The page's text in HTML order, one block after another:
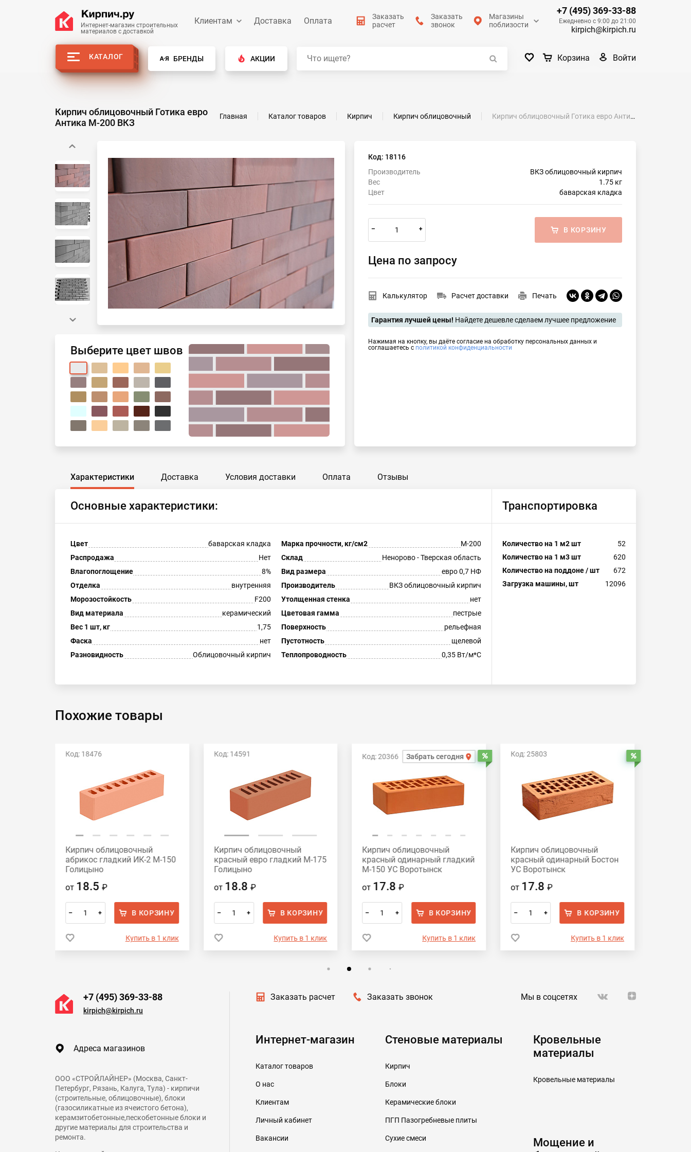
Интернет-магазин строительных
материалов с доставкой
Клиентам Доставка Оплата
Заказать
расчет
Заказать
звонок
Магазины
поблизости
+7 (495) 369-33-88
Ежедневно с 9:00 до 21:00
kirpich@kirpich.ru
КАТАЛОГ БРЕНДЫ АКЦИИ Корзина Войти
Кирпич облицовочный Готика евро
Антика М-200 ВКЗ
Главная Каталог товаров Кирпич Кирпич облицовочный Кирпич облицовочный Готика евро Антика М-200 ВКЗ
Выберите цвет швов
Код: 18116
Производитель
ВКЗ облицовочный кирпич
Вес
1.75 кг
Цвет
баварская кладка
– + В КОРЗИНУ
Цена по запросу
Калькулятор Расчет доставки Печать
Гарантия лучшей цены! Найдете дешевле сделаем лучшее предложение
Нажимая на кнопку, вы даёте согласие на обработку персональных данных и
соглашаетесь с политикой конфиденциальности
Характеристики Доставка Условия доставки Оплата Отзывы
Основные характеристики:
Цвет баварская кладка Марка прочности, кг/см2
М-200
Распродажа
Нет Склад
Ненорово - Тверская область
Влагопоглощение
8% Вид размера
евро 0,7 НФ
Отделка
внутренняя Производитель
ВКЗ облицовочный кирпич
Морозостойкость
F200 Утолщенная стенка
нет
Вид материала
керамический Цветовая гамма
пестрые
Вес 1 шт, кг
1,75 Поверхность
рельефная
Фаска
нет Пустотность
щелевой
Разновидность
Облицовочный кирпич Теплопроводность 0,35 Вт/м*С
Транспортировка
Количество на 1 м2 шт
52
Количество на 1 м3 шт
620
Количество на поддоне / шт
672
Загрузка машины, шт
12096
Похожие товары
Код: 18476
Кирпич облицовочный
абрикос гладкий ИК-2 М-150
Голицыно
от 18.5 ₽
– + В КОРЗИНУ
Купить в 1 клик
Код: 14591
Кирпич облицовочный
красный евро гладкий М-175
Голицыно
от 18.8 ₽
– + В КОРЗИНУ
Купить в 1 клик
Код: 20366 Забрать сегодня Распродажа
Кирпич облицовочный
красный одинарный гладкий
М-150 УС Воротынск
от 17.8₽
– + В КОРЗИНУ
Купить в 1 клик
Код: 25803
Кирпич облицовочный
красный одинарный Бостон
УС Воротынск
от 17.8₽
– + В КОРЗИНУ
Купить в 1 клик
+7 (495) 369-33-88
kirpich@kirpich.ru
Адреса магазинов
ООО «СТРОЙЛАЙНЕР» (Москва, Санкт-
Петербург, Рязань, Калуга, Тула) - кирпичи
(строительные, облицовочные), блоки
(газосиликатные из ячеистого бетона),
керамзитобетонные,пескобетонные блоки и
другие материалы для строительства и
ремонта.
Заказать расчет Заказать звонок Мы в соцсетях
Интернет-магазин
Каталог товаров
О нас
Клиентам
Личный кабинет
Вакансии
Стеновые материалы
Кирпич
Блоки
Керамические блоки
ПГП Пазогребневые плиты
Сухие смеси
Кровельные
материалы
Кровельные материалы
Мощение и